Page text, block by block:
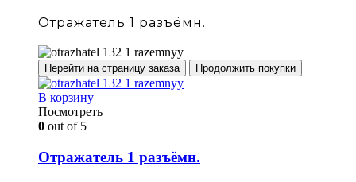
Отражатель 1 разъёмн.
Перейти на страницу заказа Продолжить покупки
В корзину
Посмотреть
0 out of 5
Отражатель 1 разъёмн.